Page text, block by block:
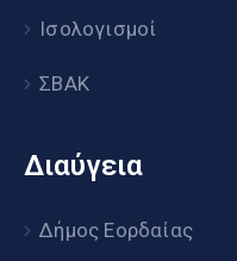
Ισολογισμοί
ΣΒΑΚ
Διαύγεια
Δήμος Εορδαίας